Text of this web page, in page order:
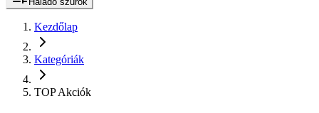
Kezdőlap
Kategóriák
TOP Akciók